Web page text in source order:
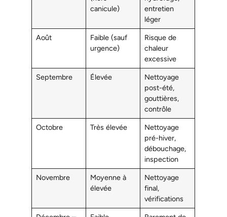
canicule)
entretien
léger
Août
Faible (sauf
urgence)
Risque de
chaleur
excessive
Septembre
Élevée
Nettoyage
post-été,
gouttières,
contrôle
Octobre
Très élevée
Nettoyage
pré-hiver,
débouchage,
inspection
Novembre
Moyenne à
élevée
Nettoyage
final,
vérifications